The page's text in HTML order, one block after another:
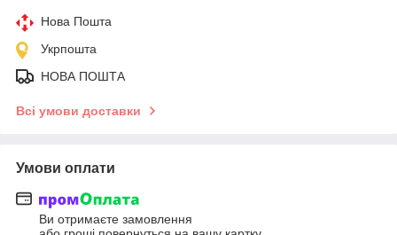
Нова Пошта
Укрпошта
НОВА ПОШТА
Всі умови доставки
Умови оплати
Ви отримаєте замовлення